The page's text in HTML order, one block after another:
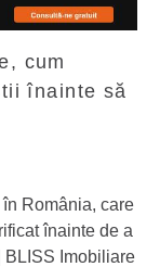
cum
înainte să
România, care
înainte de a
BLISS Imobiliare